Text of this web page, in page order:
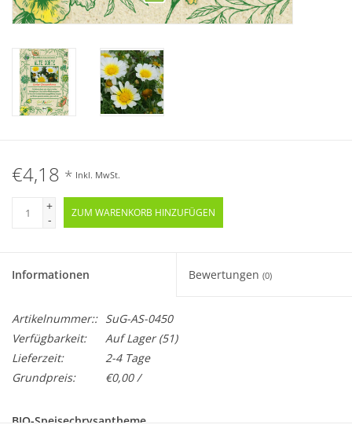
€4,18 * Inkl. MwSt.
+
-
ZUM WARENKORB HINZUFÜGEN
Informationen Bewertungen (0)
Artikelnummer:: SuG-AS-0450
Verfügbarkeit:
Auf Lager(51)
Lieferzeit:
2-4 Tage
Grundpreis:
€0,00 /
BIO-Speisechrysantheme